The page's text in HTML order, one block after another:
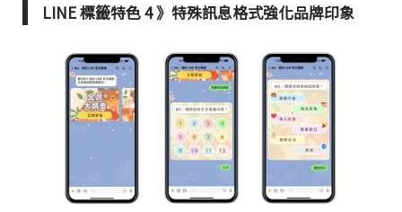
LINE 標籤特色 4 》特殊訊息格式強化品牌印象